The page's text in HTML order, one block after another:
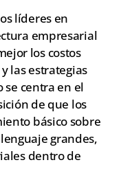
líderes en
empresarial
los costos
las estrategias
se centra en el
de que los
básico sobre
grandes,
dentro de